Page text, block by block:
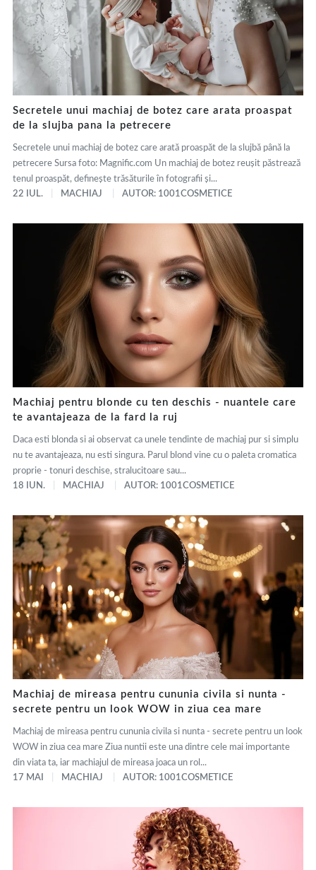
Secretele unui machiaj de botez care arata proaspat
de la slujba pana la petrecere
Secretele unui machiaj de botez care arată proaspăt de la slujbă până la
petrecere Sursa foto: Magnific.com Un machiaj de botez reușit păstrează
tenul proaspăt, definește trăsăturile în fotografii și...
22 IUL.
MACHIAJ AUTOR: 1001COSMETICE
Machiaj pentru blonde cu ten deschis - nuantele care
te avantajeaza de la fard la ruj
Daca esti blonda si ai observat ca unele tendinte de machiaj pur si simplu
nu te avantajeaza, nu esti singura. Parul blond vine cu o paleta cromatica
proprie - tonuri deschise, stralucitoare sau...
18 IUN.
MACHIAJ AUTOR: 1001COSMETICE
Machiaj de mireasa pentru cununia civila si nunta -
secrete pentru un look WOW in ziua cea mare
Machiaj de mireasa pentru cununia civila si nunta - secrete pentru un look
WOW in ziua cea mare Ziua nuntii este una dintre cele mai importante
din viata ta, iar machiajul de mireasa joaca un rol...
17 MAI
MACHIAJ AUTOR: 1001COSMETICE